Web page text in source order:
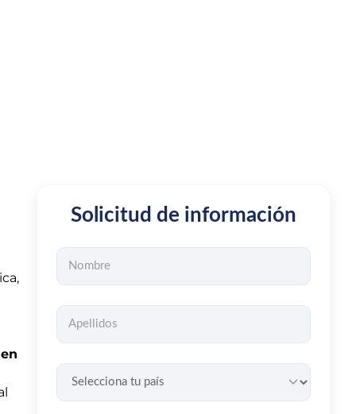
Solicitud de información